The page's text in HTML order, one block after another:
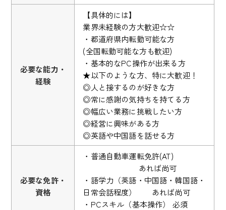
必要な能力・
経験
【具体的には】
業界未経験の方大歓迎☆☆
・都道府県内転勤可能な方
(全国転勤可能な方も歓迎)
・基本的なPC操作が出来る方
★以下のような方、特に大歓迎！
◎人と接するのが好きな方
◎常に感謝の気持ちを持てる方
◎幅広い業務に挑戦したい方
◎経営に興味がある方
◎英語や中国語を話せる方
必要な免許・
資格
・普通自動車運転免許(AT)
あれば尚可
・語学力（英語・中国語・韓国語・
日常会話程度） あれば尚可
・PCスキル（基本操作） 必須